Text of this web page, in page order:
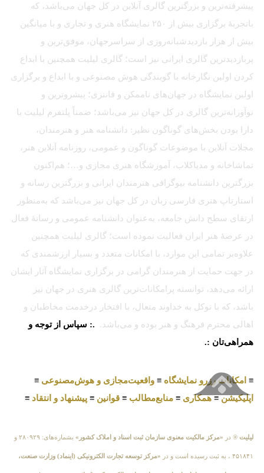
پیشرفته‌ترین و بزرگترین گالری آنلاین در کل جهان می‌باشد، که
باتجربهٔ برگزاری بیش از ۲۵۰ نمایشگاه هنری و تجاری و با میانگین
بیش از هزار بازدیدشبانه‌روزی از سراسرجهان، موفق‌ترین و
پربازدیدترین گالری ایرانی نیز است؛ گالری لیلیت همچنین با ابداع
کردن اولین نگارخانه با گویندگی هوش مصنوعی و با ابداع و برگزاری
اولین نمایشگاه در جهان‌های ناممکن و فانتزی؛ پیشروترین و
نوآورانه‌ترین گالری در کل جهان نیز می‌باشد؛ ضمناً پلتفرم لیلیت با
دارا بودن بخش‌های گوناگون نظیر: دانشنامه هنر و هنرمندان،
مجلات آنلاین با موضوعات گوناگون و عمومی، روزنامه آنلاین هنر،
تماشاخانه و مدیاکلاب، آموزشگاه هنری مجازی و…؛ هم‌اکنون
بزرگترین دانشنامه بیوگرافی هنرمندان ایرانی و بزرگترین رسانه و
استارتاپ هنری فارسی زبان در کل جهان نیز می‌باشد که به‌منظور
ارتقای سطح دانش جامعه، به‌عنوان دانشنامه عمومی و رسانهٔ فعال
در عرصهٔ هنر ایران فعالیت نموده است؛ گالری لیلیت همچنین
علاوه‌بر تمامی این موارد، با امکانات متعدد و بسیار ارزشمندی که
در جهت حمایت از هنرمندان گرامی در برگزاری نمایشگاه آثار ایشان
ارائه می‌دهد، توانسته پرامکانات‌ترین گالری هنری در جهان نیز
باشد، که با توکل به خداوند متعال، با افتخار درخدمت مخاطبان و
اهالی محترم فرهنگ و هنر بوده و می‌باشد. .: سپاس از توجه و
همراهی‌تان :.
≡ امکانات رزرو نمایشگاه ≡ واقعیت‌مجازی و هوش‌مصنوعی ≡
اپلیکیشن≡همکاری ≡ منابع‌مطالب ≡ قوانین ≡ پیشنهاد و انتقاد ≡
لیلیت ® در «مرکز مالکیت معنوی سازمان ثبت اسناد و املاک کشور» بشماره‌های: ۲۸۰۹۲۹ و
۴۵۱۸۴۱ ، به ثبت رسیده است و در «مرکز توسعه تجارت الکترونیکی (اینماد) وزارت صنعت،